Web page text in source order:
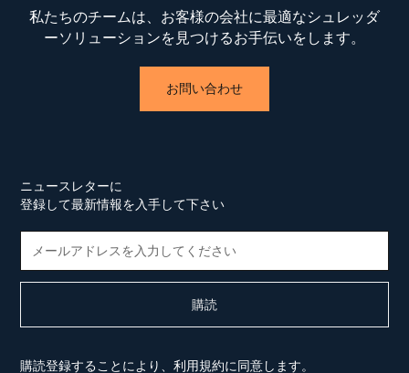
私たちのチームは、お客様の会社に最適なシュレッダ
ーソリューションを見つけるお手伝いをします。
お問い合わせ
ニュースレターに
登録して最新情報を入手して下さい
購読登録することにより、利用規約に同意します。